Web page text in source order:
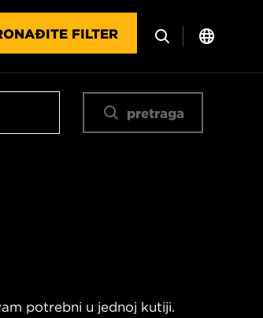
FILTER
pretraga
potrebni u jednoj kutiji.